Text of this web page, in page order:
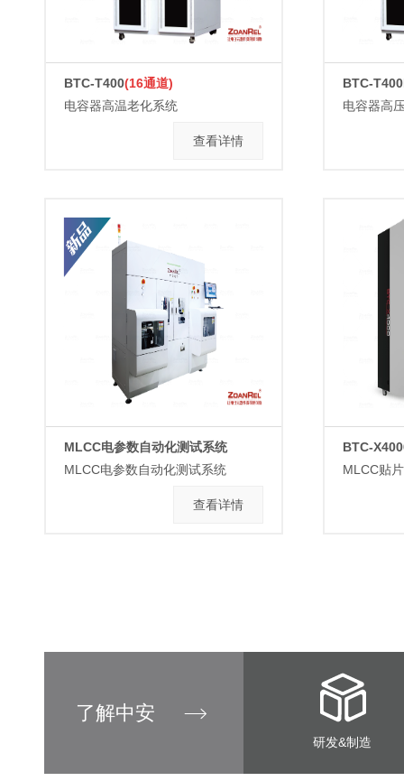
BTC-T400(16通道)
电容器高温老化系统
查看详情
BTC-
MLCC电参数自动化测试系统
MLCC电参数自动化测试系统
查看详情
BTC-
了解中安
研发&制造